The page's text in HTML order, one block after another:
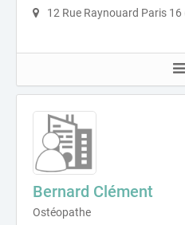
12 Rue Raynouard Paris
Bernard Clément
Ostéopathe